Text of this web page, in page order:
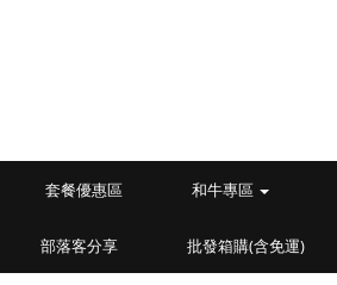
套餐優惠區 和牛專區
部落客分享 批發箱購(含免運)